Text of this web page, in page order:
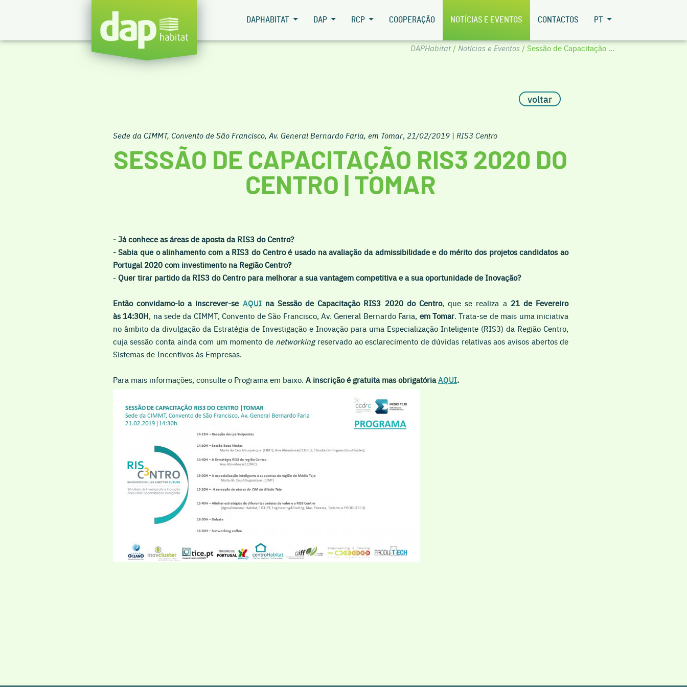
DAPHABITAT DAP RCP COOPERAÇÃO NOTÍCIAS E EVENTOS CONTACTOS PT
DAPHabitat/ Notícias e Eventos / Sessão de Capacitação ...
voltar
Sede da CIMMT, Convento de São Francisco, Av. General Bernardo Faria, em Tomar, 21/02/2019| RIS3 Centro
SESSÃO DE CAPACITAÇÃO RIS3 2020 DO
CENTRO | TOMAR
- Já conhece as áreas de aposta da RIS3 do Centro?
- Sabia que o alinhamento com a RIS3 do Centro é usado na avaliação da admissibilidade e do mérito dos projetos candidatos ao
Portugal 2020 com investimento na Região Centro?
- Quer tirar partido da RIS3 do Centro para melhorar a sua vantagem competitiva e a sua oportunidade de Inovação?
Então convidamo-lo a inscrever-se AQUI na Sessão de Capacitação RIS3 2020 do Centro, que se realiza a 21 de Fevereiro
às 14:30H, na sede da CIMMT, Convento de São Francisco, Av. General Bernardo Faria, em Tomar. Trata-se de mais uma iniciativa
no âmbito da divulgação da Estratégia de Investigação e Inovação para uma Especialização Inteligente (RIS3) da Região Centro,
cuja sessão conta ainda com um momento de networkingreservado ao esclarecimento de dúvidas ​relativas aos avisos abertos de
Sistemas de Incentivos às Empresas.
Para mais informações, consulte o Programa em baixo. A inscrição é gratuita mas obrigatóriaAQUI.